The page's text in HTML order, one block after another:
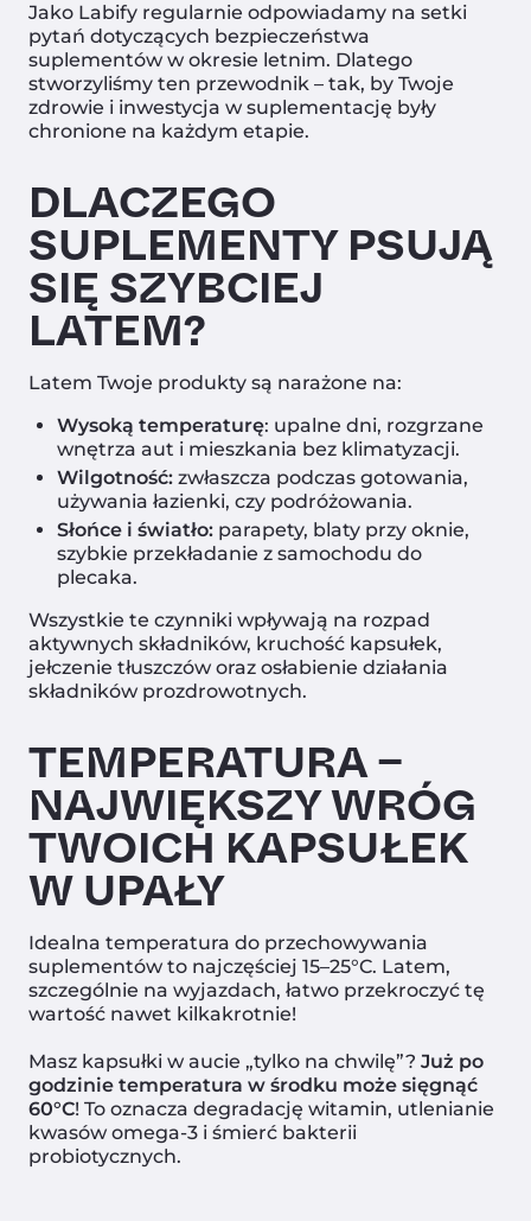
Jako Labify regularnie odpowiadamy na setki
pytań dotyczących bezpieczeństwa
suplementów w okresie letnim. Dlatego
stworzyliśmy ten przewodnik – tak, by Twoje
zdrowie i inwestycja w suplementację były
chronione na każdym etapie.
DLACZEGO
SUPLEMENTY PSUJĄ
SIĘ SZYBCIEJ
LATEM?
Latem Twoje produkty są narażone na:
Wysoką temperaturę: upalne dni, rozgrzane
wnętrza aut i mieszkania bez klimatyzacji.
Wilgotność: zwłaszcza podczas gotowania,
używania łazienki, czy podróżowania.
Słońce i światło: parapety, blaty przy oknie,
szybkie przekładanie z samochodu do
plecaka.
Wszystkie te czynniki wpływają na rozpad
aktywnych składników, kruchość kapsułek,
jełczenie tłuszczów oraz osłabienie działania
składników prozdrowotnych.
TEMPERATURA –
NAJWIĘKSZY WRÓG
TWOICH KAPSUŁEK
W UPAŁY
Idealna temperatura do przechowywania
suplementów to najczęściej 15–25°C. Latem,
szczególnie na wyjazdach, łatwo przekroczyć tę
wartość nawet kilkakrotnie!
Masz kapsułki w aucie „tylko na chwilę”? Już po
godzinie temperatura w środku może sięgnąć
60°C! To oznacza degradację witamin, utlenianie
kwasów omega-3 i śmierć bakterii
probiotycznych.